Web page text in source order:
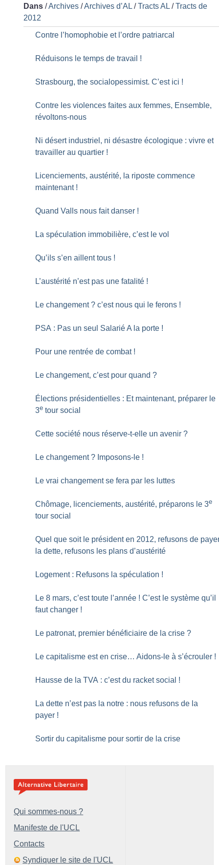
Dans /Archives /Archives d’AL /Tracts AL /Tracts de
2012
Contre l’homophobie et l’ordre patriarcal
Réduisons le temps de travail !
Strasbourg, the socialopessimist. C’est ici !
Contre les violences faites aux femmes, Ensemble,
révoltons-nous
Ni désert industriel, ni désastre écologique : vivre et
travailler au quartier !
Licenciements, austérité, la riposte commence
maintenant !
Quand Valls nous fait danser !
La spéculation immobilière, c’est le vol
Qu’ils s’en aillent tous !
L’austérité n’est pas une fatalité !
Le changement ? c’est nous qui le ferons !
PSA : Pas un seul Salarié A la porte !
Pour une rentrée de combat !
Le changement, c’est pour quand ?
Élections présidentielles : Et maintenant, préparer le
3e tour social
Cette société nous réserve-t-elle un avenir ?
Le changement ? Imposons-le !
Le vrai changement se fera par les luttes
Chômage, licenciements, austérité, préparons le 3e
tour social
Quel que soit le président en 2012, refusons de
la dette, refusons les plans d’austérité
Logement : Refusons la spéculation !
Le 8 mars, c’est toute l’année ! C’est le système qu’il
faut changer !
Le patronat, premier bénéficiaire de la crise ?
Le capitalisme est en crise… Aidons-le à s’écrouler !
Hausse de la TVA : c’est du racket social !
La dette n’est pas la notre : nous refusons de la
payer !
Sortir du capitalisme pour sortir de la crise
Qui sommes-nous ?
Manifeste de l'UCL
Contacts
Syndiquer le site de l'UCL